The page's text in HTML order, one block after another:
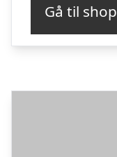
Gå til shop